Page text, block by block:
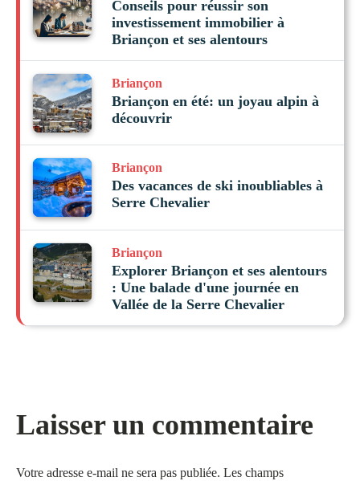
Conseils pour réussir son
investissement immobilier à
Briançon et ses alentours
Briançon
Briançon en été: un joyau alpin à
découvrir
Briançon
Des vacances de ski inoubliables à
Serre Chevalier
Briançon
Explorer Briançon et ses alentours
: Une balade d'une journée en
Vallée de la Serre Chevalier
Laisser un commentaire
Votre adresse e-mail ne sera pas publiée. Les champs